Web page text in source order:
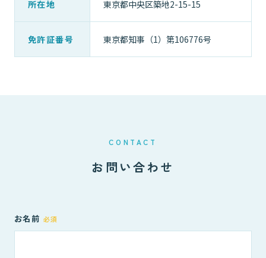
所在地 東京都中央区築地2-15-15
免許証番号 東京都知事（1）第106776号
CONTACT
お問い合わせ
お名前 必須